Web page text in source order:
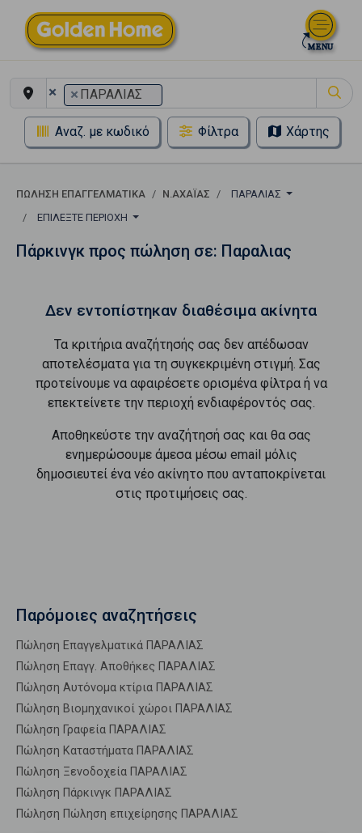
× × ΠΑΡΑΛΙΑΣ
Αναζ. με κωδικό Φίλτρα Χάρτης
ΠΏΛΗΣΗ ΕΠΑΓΓΕΛΜΑΤΙΚΆ Ν.ΑΧΑΪΑΣ
ΠΑΡΑΛΙΑΣ
ΕΠΙΛΈΞΤΕ ΠΕΡΙΟΧΉ
Πάρκινγκ προς πώληση σε: Παραλιας
Δεν εντοπίστηκαν διαθέσιμα ακίνητα
Τα κριτήρια αναζήτησής σας δεν απέδωσαν
αποτελέσματα για τη συγκεκριμένη στιγμή. Σας
προτείνουμε να αφαιρέσετε ορισμένα φίλτρα ή να
επεκτείνετε την περιοχή ενδιαφέροντός σας.
Αποθηκεύστε την αναζήτησή σας και θα σας
ενημερώσουμε άμεσα μέσω email μόλις
δημοσιευτεί ένα νέο ακίνητο που ανταποκρίνεται
στις προτιμήσεις σας.
Παρόμοιες αναζητήσεις
Πώληση Επαγγελματικά ΠΑΡΑΛΙΑΣ
Πώληση Επαγγ. Αποθήκες ΠΑΡΑΛΙΑΣ
Πώληση Αυτόνομα κτίρια ΠΑΡΑΛΙΑΣ
Πώληση Βιομηχανικοί χώροι ΠΑΡΑΛΙΑΣ
Πώληση Γραφεία ΠΑΡΑΛΙΑΣ
Πώληση Καταστήματα ΠΑΡΑΛΙΑΣ
Πώληση Ξενοδοχεία ΠΑΡΑΛΙΑΣ
Πώληση Πάρκινγκ ΠΑΡΑΛΙΑΣ
Πώληση Πώληση επιχείρησης ΠΑΡΑΛΙΑΣ